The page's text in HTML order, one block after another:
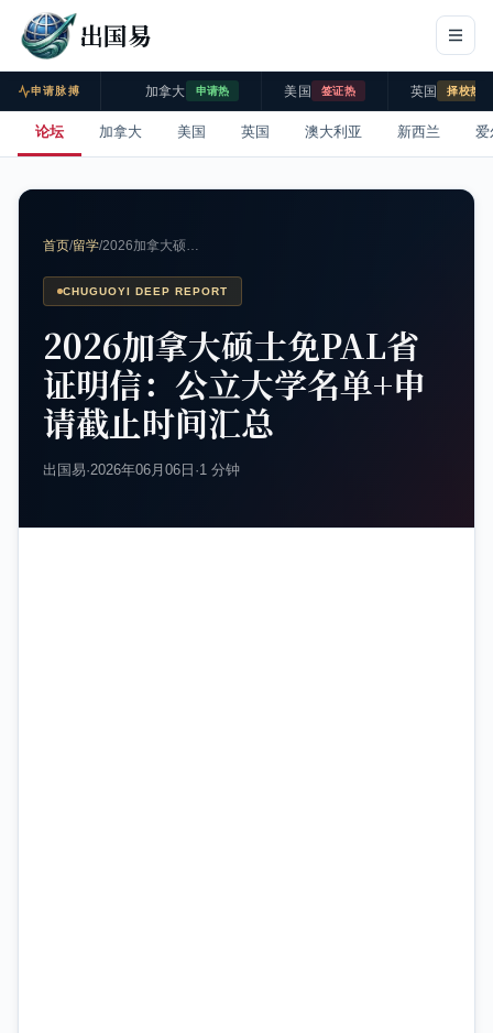
出国易
申请脉搏 加拿大 申请热 美国 签证热 英国 择校热
论坛 加拿大 美国 英国 澳大利亚 新西兰 爱
首页/留学/2026加拿大硕…
CHUGUOYI DEEP REPORT
2026加拿大硕士免PAL省
证明信：公立大学名单+申
请截止时间汇总
出国易·2026年06月06日 ·1 分钟